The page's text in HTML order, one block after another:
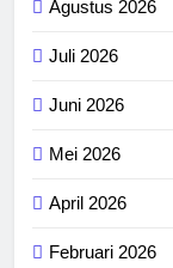
Agustus 2026
Juli 2026
Juni 2026
Mei 2026
April 2026
Februari 2026